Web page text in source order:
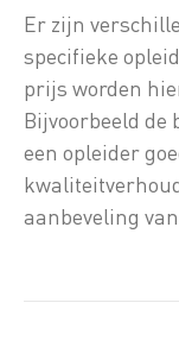
Er zijn
specifieke
prijs worden
Bijvoorbeeld
een opleider
aanbeveling